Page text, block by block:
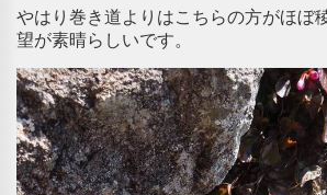
やはり巻き道よりはこちらの方がほぼ
望が素晴らしいです。